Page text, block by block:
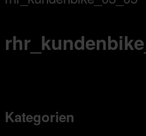
Kategorien